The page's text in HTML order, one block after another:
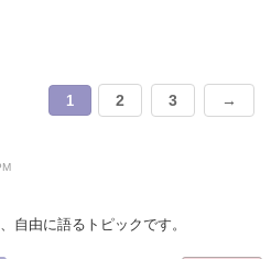
1 2 3 →
自由に語るトピックです。